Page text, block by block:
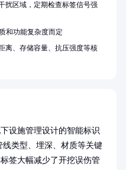
设施管理设计的智能标识
类型、埋深、材质等关键
签大幅减少了开挖误伤管
扰区域，定期检查标签信号强
和功能复杂度而定
离、存储容量、抗压强度等核